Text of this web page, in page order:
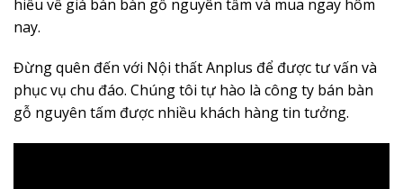
hiểu về giá bán bàn gỗ nguyên tấm và mua ngay hôm
nay.
Đừng quên đến với Nội thất Anplus để được tư vấn và
phục vụ chu đáo. Chúng tôi tự hào là công ty bán bàn
gỗ nguyên tấm được nhiều khách hàng tin tưởng.